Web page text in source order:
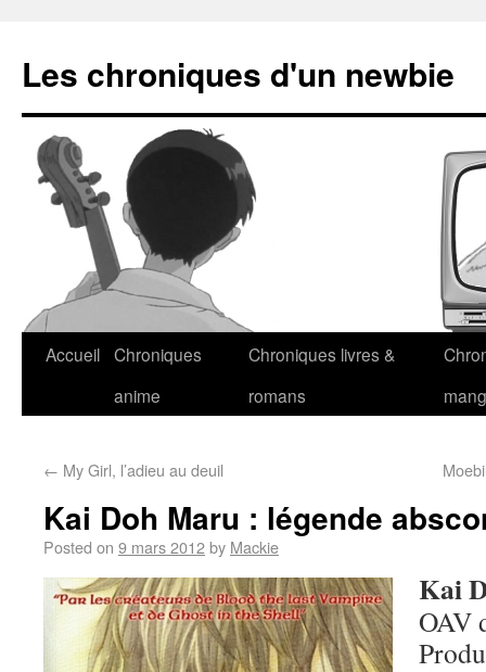
Les chroniques d'un newbie
Accueil Chroniques
anime
Chroniques livres &
romans
← My Girl, l’adieu au deuil
Kai Doh Maru : légende
Posted on 9 mars 2012by Mackie
Kai
OAV